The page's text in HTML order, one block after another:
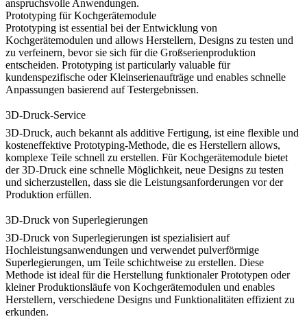
anspruchsvolle Anwendungen.
Prototyping für Kochgerätemodule
Prototyping ist essential bei der Entwicklung von
Kochgerätemodulen und allows Herstellern, Designs zu testen und
zu verfeinern, bevor sie sich für die Großserienproduktion
entscheiden. Prototyping ist particularly valuable für
kundenspezifische oder Kleinserienaufträge und enables schnelle
Anpassungen basierend auf Testergebnissen.
3D-Druck-Service
3D-Druck, auch bekannt als additive Fertigung, ist eine flexible und
kosteneffektive Prototyping-Methode, die es Herstellern allows,
komplexe Teile schnell zu erstellen. Für Kochgerätemodule bietet
der 3D-Druck eine schnelle Möglichkeit, neue Designs zu testen
und sicherzustellen, dass sie die Leistungsanforderungen vor der
Produktion erfüllen.
3D-Druck von Superlegierungen
3D-Druck von Superlegierungen ist spezialisiert auf
Hochleistungsanwendungen und verwendet pulverförmige
Superlegierungen, um Teile schichtweise zu erstellen. Diese
Methode ist ideal für die Herstellung funktionaler Prototypen oder
kleiner Produktionsläufe von Kochgerätemodulen und enables
Herstellern, verschiedene Designs und Funktionalitäten effizient zu
erkunden.